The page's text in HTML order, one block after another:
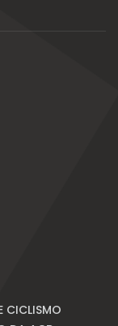
CICLISMO